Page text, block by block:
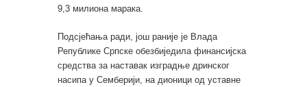
9,3 милиона марака.
Подсјећања ради, још раније је Влада
Републике Српске обезбиједила финансијска
средства за наставак изградње дринског
насипа у Семберији, на дионици од уставне